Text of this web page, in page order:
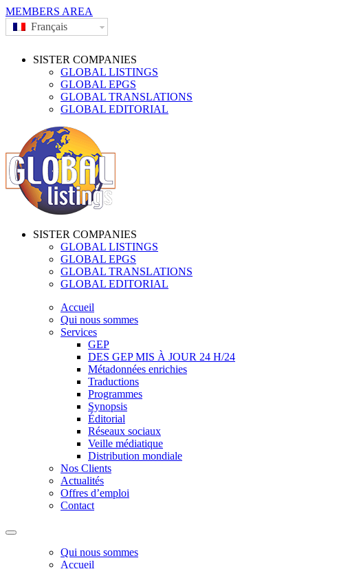
MEMBERS AREA
Français
SISTER COMPANIES
GLOBAL LISTINGS
GLOBAL EPGS
GLOBAL TRANSLATIONS
GLOBAL EDITORIAL
SISTER COMPANIES
GLOBAL LISTINGS
GLOBAL EPGS
GLOBAL TRANSLATIONS
GLOBAL EDITORIAL
Accueil
Qui nous sommes
Services
GEP
DES GEP MIS À JOUR 24 H/24
Métadonnées enrichies
Traductions
Programmes
Synopsis
Éditorial
Réseaux sociaux
Veille médiatique
Distribution mondiale
Nos Clients
Actualités
Offres d’emploi
Contact
Qui nous sommes
Accueil